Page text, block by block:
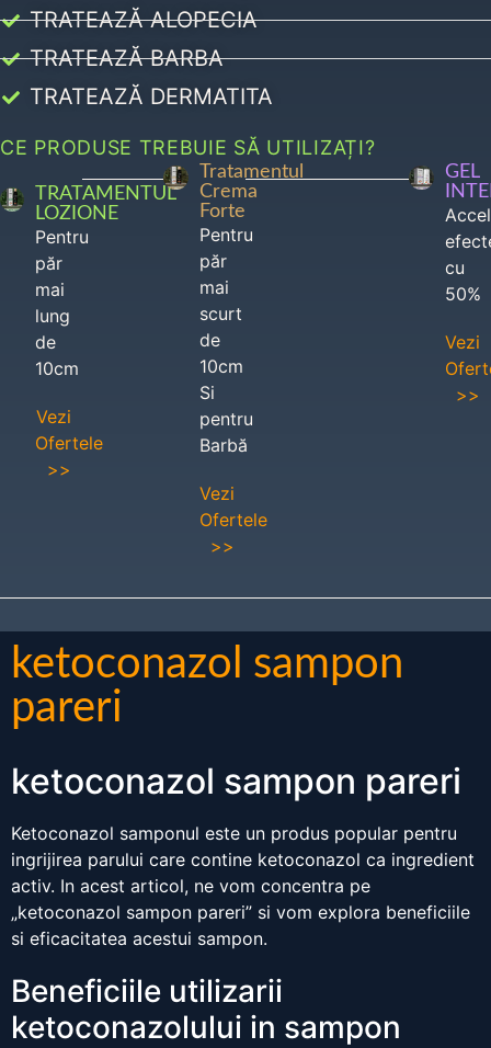
TRATEAZĂ ALOPECIA
TRATEAZĂ BARBA
TRATEAZĂ DERMATITA
CE PRODUSE TREBUIE SĂ UTILIZAȚI?
TRATAMENTUL
LOZIONE
Pentru
păr
mai
lung
de
10cm
Vezi
Ofertele
>>
Tratamentul
Crema
Forte
Pentru
păr
mai
scurt
de
10cm
Si
pentru
Barbă
Vezi
Ofertele
>>
GEL
cu
50%
Vezi
>>
ketoconazol sampon
pareri
ketoconazol sampon pareri
Ketoconazol samponul este un produs popular pentru
ingrijirea parului care contine ketoconazol ca ingredient
activ. In acest articol, ne vom concentra pe
„ketoconazol sampon pareri” si vom explora beneficiile
si eficacitatea acestui sampon.
Beneficiile utilizarii
ketoconazolului in sampon